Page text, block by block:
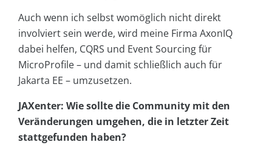
Auch wenn ich selbst womöglich nicht direkt
involviert sein werde, wird meine Firma AxonIQ
dabei helfen, CQRS und Event Sourcing für
MicroProfile – und damit schließlich auch für
Jakarta EE – umzusetzen.
JAXenter: Wie sollte die Community mit den
Veränderungen umgehen, die in letzter Zeit
stattgefunden haben?